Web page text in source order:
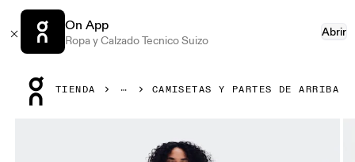
On App
Ropa y Calzado Tecnico Suizo
Abrir
TIENDA CAMISETAS Y PARTES DE ARRIBA